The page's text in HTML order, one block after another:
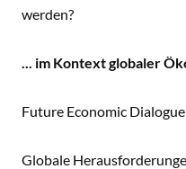
werden?
... im Kontext globaler
Future Economic Dialogue
Globale